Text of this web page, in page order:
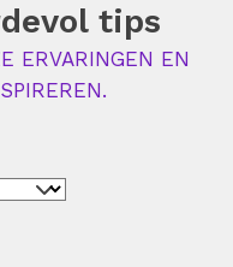
tips
ERVARINGEN EN